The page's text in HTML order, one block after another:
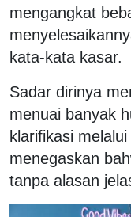
mengangkat
kata-kata kasar.
Sadar dirinya
menuai banyak
klarifikasi
menegaskan
tanpa alasan